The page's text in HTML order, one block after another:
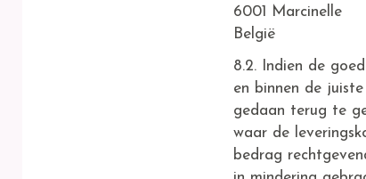
6001 Marcinelle
België
8.2. Indien de
en binnen de
gedaan terug te
waar de
bedrag